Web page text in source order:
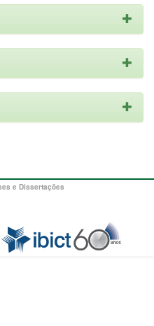
e Dissertações